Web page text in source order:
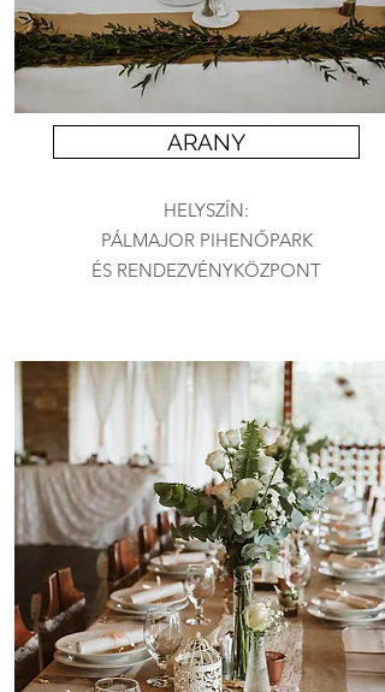
ARANY
HELYSZÍN:
PÁLMAJOR PIHENŐPARK
ÉS RENDEZVÉNYKÖZPONT